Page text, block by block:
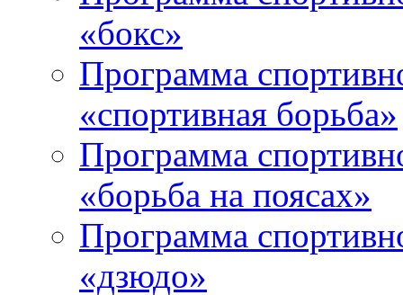
«бокс»
Программа
«спортивная борьба»
Программа
«борьба на поясах»
Программа
«дзюдо»